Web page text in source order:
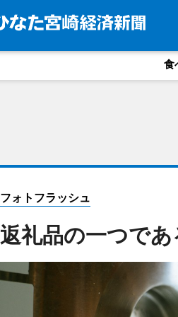
食
フォトフラッシュ
返礼品の一つで